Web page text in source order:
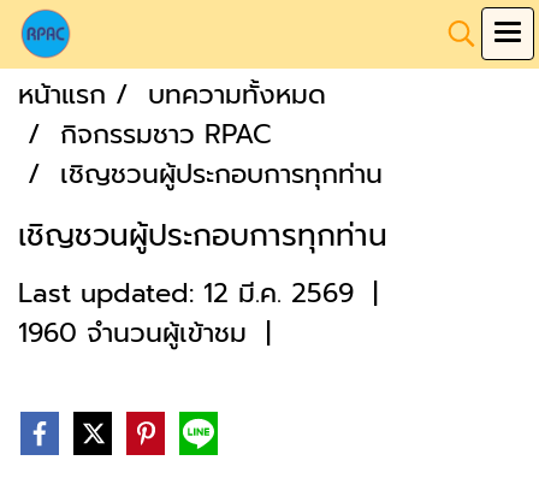
หน้าแรก
บทความทั้งหมด
กิจกรรมชาว RPAC
เชิญชวนผู้ประกอบการทุกท่าน
เชิญชวนผู้ประกอบการทุกท่าน
Last updated: 12 มี.ค. 2569 |
1960 จำนวนผู้เข้าชม |